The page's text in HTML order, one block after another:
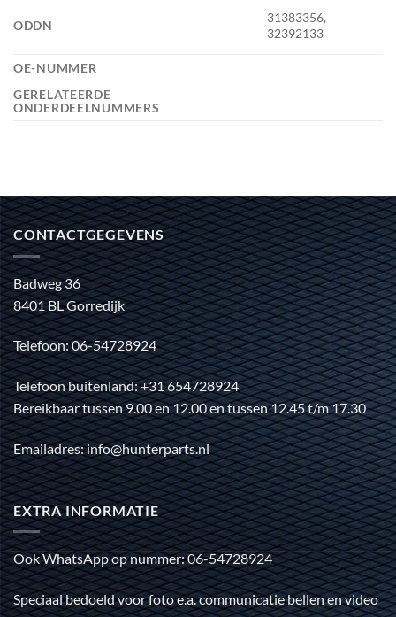
ODDN
31383356,
32392133
OE-NUMMER
GERELATEERDE
ONDERDEELNUMMERS
CONTACTGEGEVENS
Badweg 36
8401 BL Gorredijk
Telefoon: 06-54728924
Telefoon buitenland: +31 654728924
Bereikbaar tussen 9.00 en 12.00 en tussen 12.45 t/m 17.30
Emailadres: info@hunterparts.nl
EXTRA INFORMATIE
Ook WhatsApp op nummer: 06-54728924
Speciaal bedoeld voor foto e.a. communicatie bellen en video